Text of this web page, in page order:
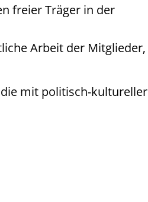
freier Träger in der
Arbeit der Mitglieder,
mit politisch-kultureller